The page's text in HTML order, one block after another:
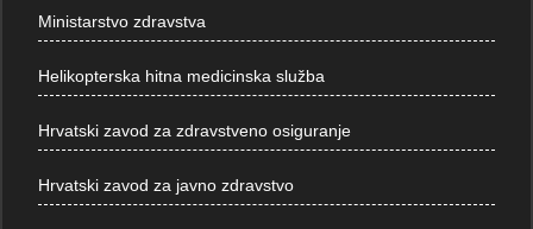
Ministarstvo zdravstva
Helikopterska hitna medicinska služba
Hrvatski zavod za zdravstveno osiguranje
Hrvatski zavod za javno zdravstvo